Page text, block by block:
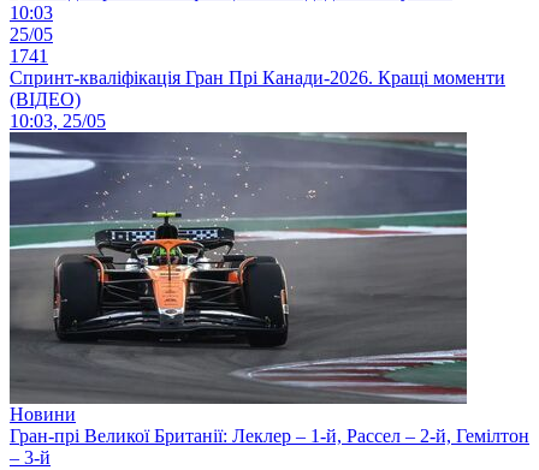
10:03
25/05
1741
Спринт-кваліфікація Гран Прі Канади-2026. Кращі моменти
(ВІДЕО)
10:03, 25/05
Новини
Гран-прі Великої Британії: Леклер – 1-й, Рассел – 2-й, Гемілтон
– 3-й